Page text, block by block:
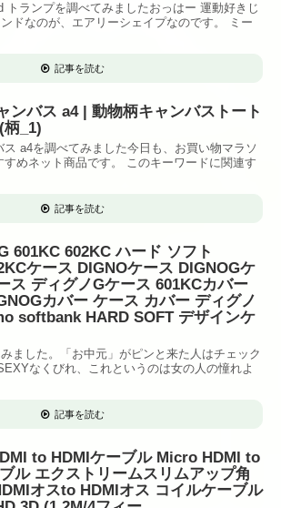
トランプを調べてみましたおっはー 運動好きじ
ドなのが、エアリーシェイプなのです。 ミー
記事を読む
ンバス a4 | 動物柄キャンバストート
_1)
ス a4を調べてみました今日も、お買い物マラソ
すめネット商品です。 このキーワードに関連す
記事を読む
601KC 602KC ハード ソフト
ケース DIGNOケース DIGNOGケ
ス ディグノGケース 601KCカバー
カバー ケース カバー ディグノ
softbank HARD SOFT デザインケ
ました。「お中元」がピンと来た人はチェック
なくびれ、これというのは女の人の憧れよ
記事を読む
to HDMIケーブル Micro HDMI to
ル エクストリームスリムアップ角
オスto HDMIオス コイルケーブル